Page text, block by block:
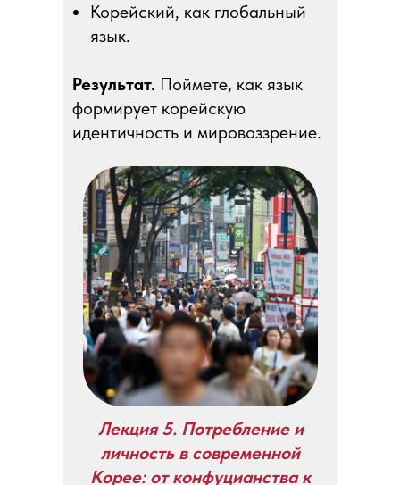
Лекция 5. Потребление и
личность в современной
Корее: от конфуцианства к
Корейский, как глобальный
язык.
Результат. Поймете, как язык
формирует корейскую
идентичность и мировоззрение.